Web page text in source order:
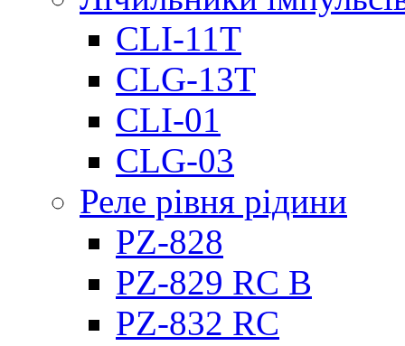
CLI-11T
CLG-13T
CLI-01
CLG-03
Реле рівня рідини
PZ-828
PZ-829 RC B
PZ-832 RC